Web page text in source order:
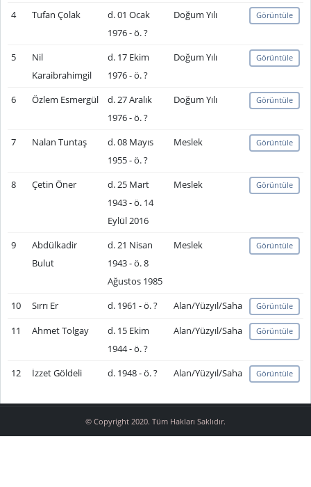
4 Tufan Çolak
d. 01 Ocak
1976 - ö. ?
Doğum Yılı Görüntüle
5
Nil
Karaibrahimgil
d. 17 Ekim
1976 - ö. ?
Doğum Yılı Görüntüle
6 Özlem Esmergül
d. 27 Aralık
1976 - ö. ?
Doğum Yılı Görüntüle
7 Nalan Tuntaş
d. 08 Mayıs
1955 - ö. ?
Meslek Görüntüle
8 Çetin Öner
d. 25 Mart
1943 - ö. 14
Eylül 2016
Meslek Görüntüle
9
Abdülkadir
Bulut
d. 21 Nisan
1943 - ö. 8
Ağustos 1985
Meslek Görüntüle
10 Sırrı Er d. 1961 - ö. ? Alan/Yüzyıl/Saha Görüntüle
11 Ahmet Tolgay
d. 15 Ekim
1944 - ö. ?
Alan/Yüzyıl/Saha Görüntüle
12 İzzet Göldeli d. 1948 - ö. ? Alan/Yüzyıl/Saha Görüntüle
© Copyright 2020. Tüm Hakları Saklıdır.